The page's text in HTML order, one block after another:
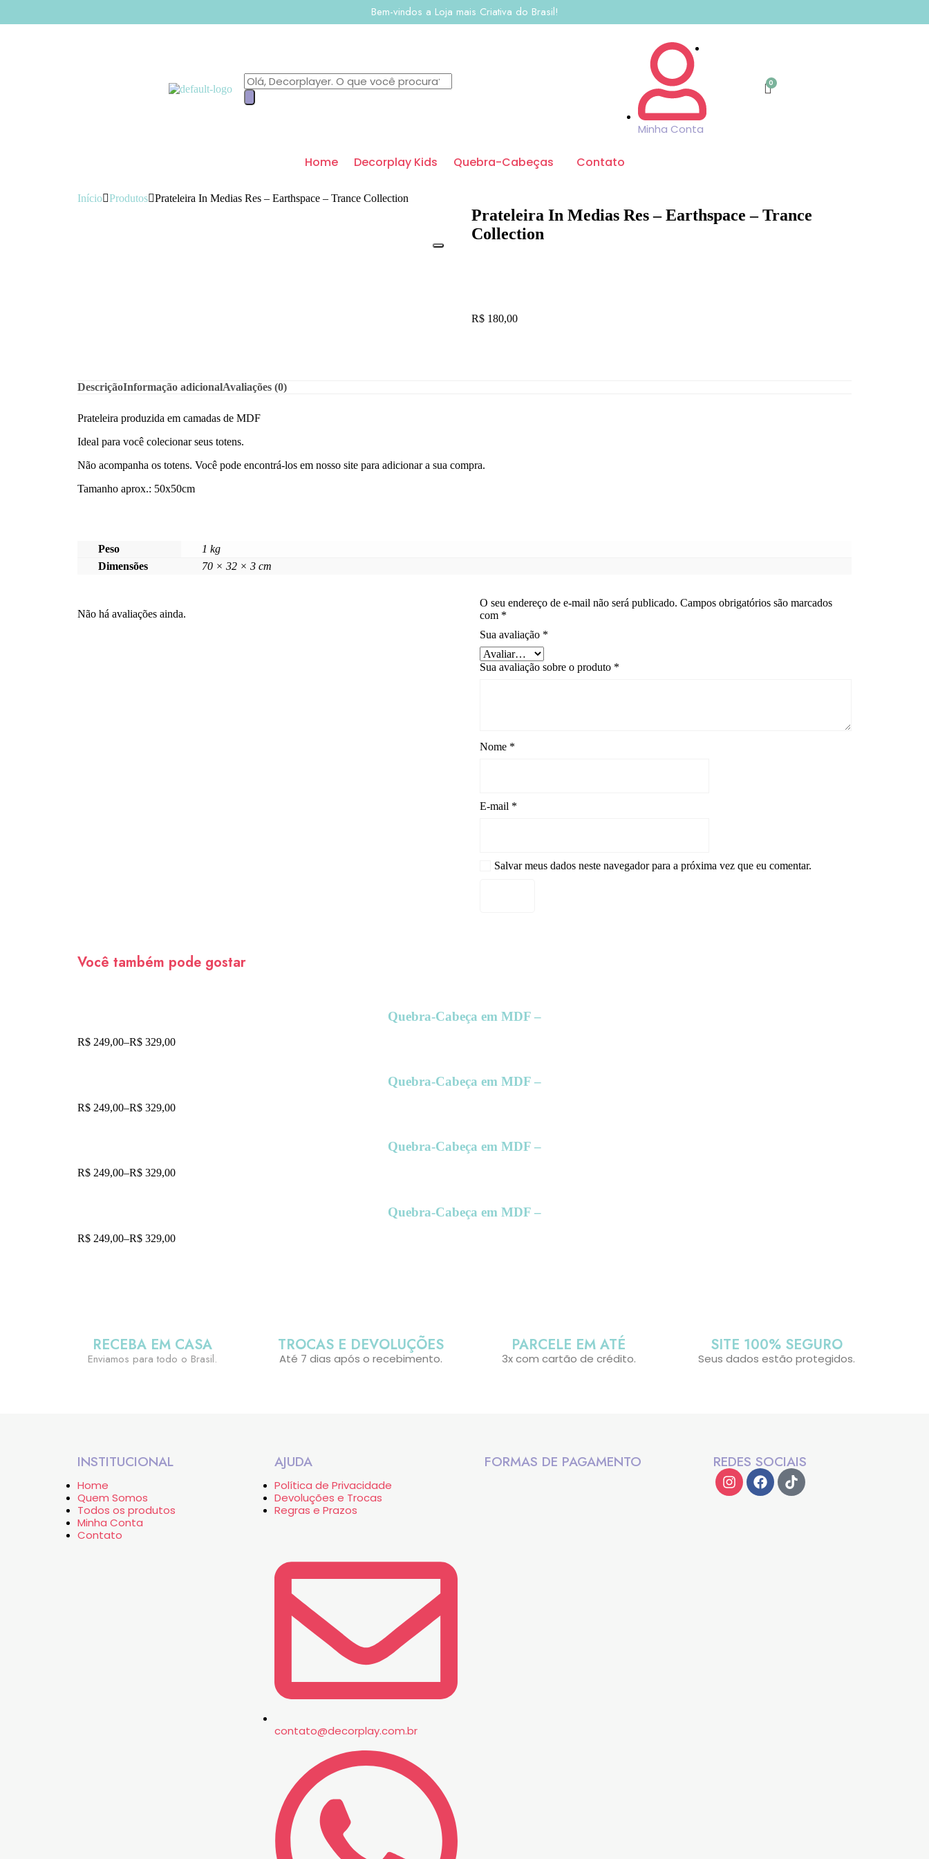
Bem-vindos a Loja mais Criativa do Brasil!
Minha Conta
Home Decorplay Kids Quebra-Cabeças Contato
Início Produtos Prateleira In Medias Res – Earthspace – Trance Collection
Prateleira In Medias Res – Earthspace – Trance
Collection
R$ 180,00
DescriçãoInformação adicionalAvaliações (0)
Prateleira produzida em camadas de MDF
Ideal para você colecionar seus totens.
Não acompanha os totens. Você pode encontrá-los em nosso site para adicionar a sua compra.
Tamanho aprox.: 50x50cm
Peso
1 kg
Dimensões
70 × 32 × 3 cm
Não há avaliações ainda.
O seu endereço de e-mail não será publicado. Campos obrigatórios são marcados
com *
Sua avaliação *
Sua avaliação sobre o produto *
Nome *
E-mail *
Salvar meus dados neste navegador para a próxima vez que eu comentar.
Você também pode gostar
Quebra-Cabeça em MDF –
R$ 249,00–R$ 329,00
Quebra-Cabeça em MDF –
R$ 249,00–R$ 329,00
Quebra-Cabeça em MDF –
R$ 249,00–R$ 329,00
Quebra-Cabeça em MDF –
R$ 249,00–R$ 329,00
RECEBA EM CASA
Enviamos para todo o Brasil.
TROCAS E DEVOLUÇÕES
Até 7 dias após o recebimento.
PARCELE EM ATÉ
3x com cartão de crédito.
SITE 100% SEGURO
Seus dados estão protegidos.
INSTITUCIONAL
Home
Quem Somos
Todos os produtos
Minha Conta
Contato
AJUDA
Política de Privacidade
Devoluções e Trocas
Regras e Prazos
contato@decorplay.com.br
FORMAS DE PAGAMENTO REDES SOCIAIS